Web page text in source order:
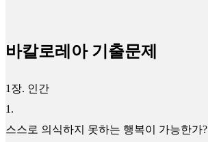
바칼로레아 기출문제
1장. 인간
1 .
스스로 의식하지 못하는 행복이 가능한가?